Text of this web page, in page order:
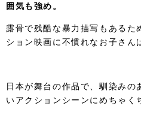
囲気も強め。
露骨で残酷な暴力描写もあるた
ション映画に不慣れなお子さん
日本が舞台の作品で、馴染みの
いアクションシーンにめちゃく